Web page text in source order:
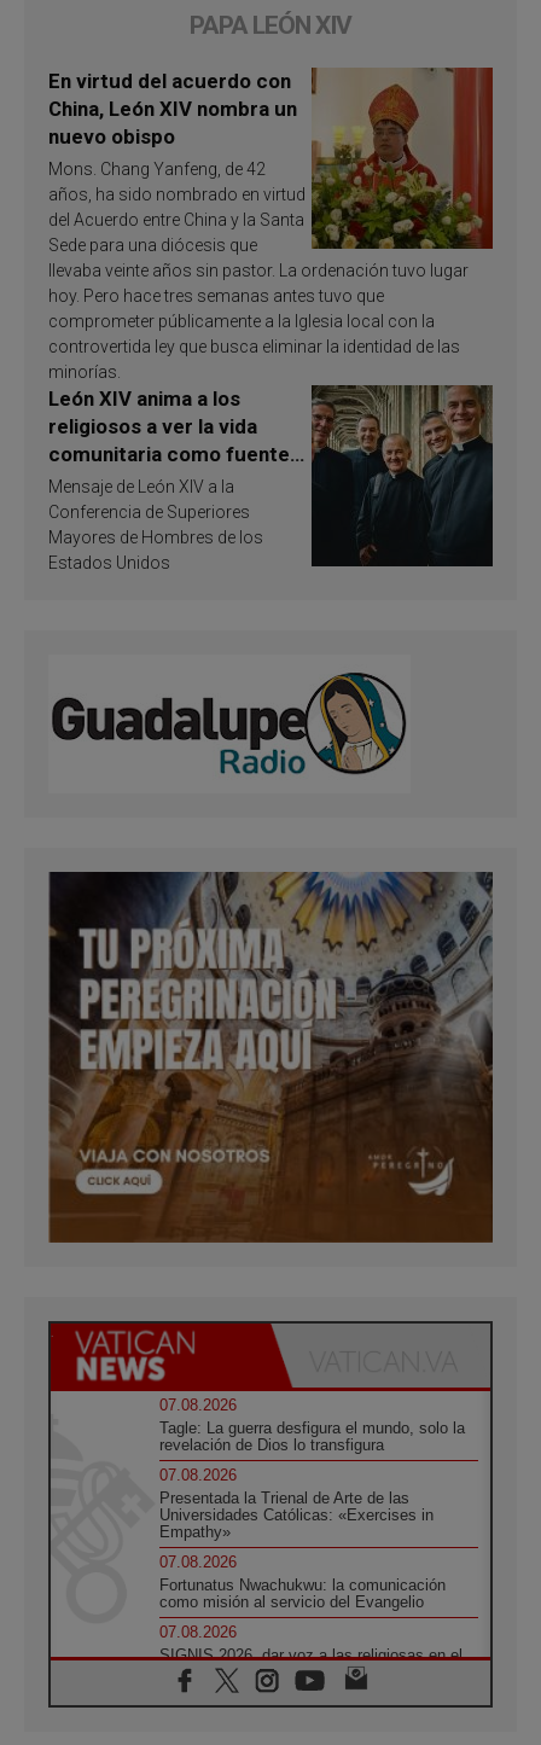
PAPA LEÓN XIV
En virtud del acuerdo con
China, León XIV nombra un
nuevo obispo
Mons. Chang Yanfeng, de 42
años, ha sido nombrado en virtud
del Acuerdo entre China y la Santa
Sede para una diócesis que
llevaba veinte años sin pastor. La ordenación tuvo lugar
hoy. Pero hace tres semanas antes tuvo que
comprometer públicamente a la Iglesia local con la
controvertida ley que busca eliminar la identidad de las
minorías.
León XIV anima a los
religiosos a ver la vida
comunitaria como fuente
de inspiración y
santificación
Mensaje de León XIV a la
Conferencia de Superiores
Mayores de Hombres de los
Estados Unidos
07.08.2026
Tagle: La guerra desfigura el mundo, solo la
revelación de Dios lo transfigura
07.08.2026
Presentada la Trienal de Arte de las
Universidades Católicas: «Exercises in
Empathy»
07.08.2026
Fortunatus Nwachukwu: la comunicación
como misión al servicio del Evangelio
07.08.2026
SIGNIS 2026, dar voz a las religiosas en el
espacio público
07.08.2026